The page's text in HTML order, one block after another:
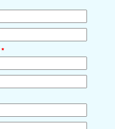
*
*